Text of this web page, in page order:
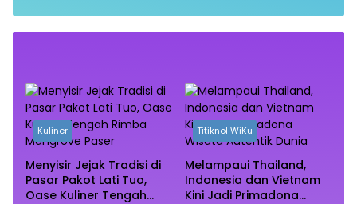
Kuliner
Menyisir Jejak Tradisi di
Pasar Pakot Lati Tuo,
Oase Kuliner Tengah
Titiknol WiKu
Melampaui Thailand,
Indonesia dan Vietnam
Kini Jadi Primadona